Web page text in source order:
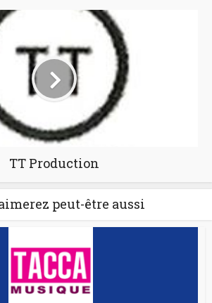
TT Production
peut-être aussi